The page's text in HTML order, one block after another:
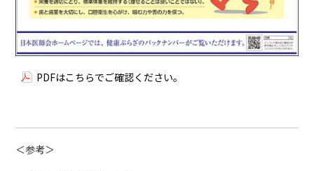
PDFはこちらでご確認ください。
＜参考＞